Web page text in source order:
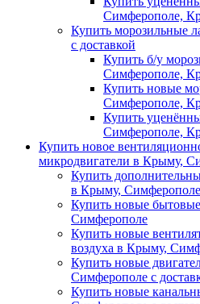
Симферополе,
Купить морозильные
с доставкой
Купить б/у
Симферополе,
Купить новые
Симферополе,
Купить
Симферополе,
Купить новое
микродвигатели в Крыму,
Купить
в Крыму, Симферополе
Купить новые
Симферополе
Купить новые
воздуха в Крыму,
Купить новые
Симферополе с
Купить новые